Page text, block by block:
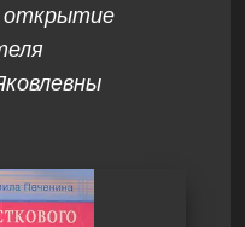
открытие